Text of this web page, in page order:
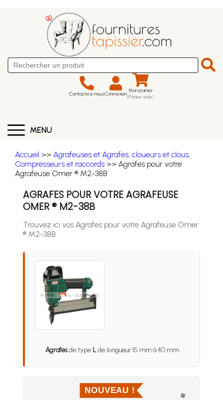
Contactez-nousConnexion Mon panier
(Panier vide)
MENU
Accueil >> Agrafeuses et Agrafes, cloueurs et clous,
Compresseurs et raccords >> Agrafes pour votre
Agrafeuse Omer ® M2-38B
AGRAFES POUR VOTRE AGRAFEUSE
OMER ® M2-38B
Trouvez ici vos Agrafes pour votre Agrafeuse Omer
® M2-38B
Agrafesde type Lde longueur 15 mm à 40 mm.
NOUVEAU !